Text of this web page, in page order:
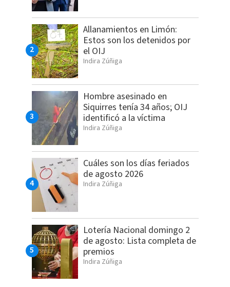
Allanamientos en Limón:
Estos son los detenidos por
el OIJ
Indira Zúñiga
Hombre asesinado en
Siquirres tenía 34 años; OIJ
identificó a la víctima
Indira Zúñiga
Cuáles son los días feriados
de agosto 2026
Indira Zúñiga
Lotería Nacional domingo 2
de agosto: Lista completa de
premios
Indira Zúñiga